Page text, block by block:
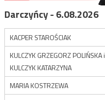
Darczyńcy - 6.08.2026
KACPER STAROŚCIAK
KULCZYK GRZEGORZ POLIŃSKA i
KULCZYK KATARZYNA
MARIA KOSTRZEWA